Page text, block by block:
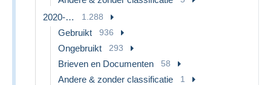
2020-… 1.288
Gebruikt 936
Ongebruikt 293
Brieven en Documenten 58
Andere & zonder classificatie 1